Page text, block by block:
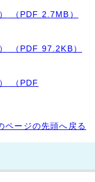
（PDF 2.7MB）
（PDF 97.2KB）
（PDF
ページの先頭へ戻る